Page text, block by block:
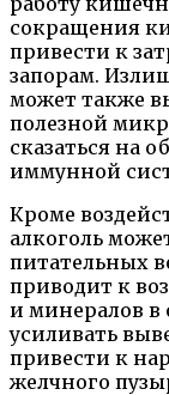
сокращения
привести к
запорам.
может также
полезной
сказаться на
иммунной
Кроме
алкоголь
питательных
приводит к
и минералов в
усиливать
привести к
желчного